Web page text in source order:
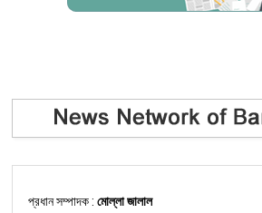
প্রধান সম্পাদক :মোল্লা জালাল